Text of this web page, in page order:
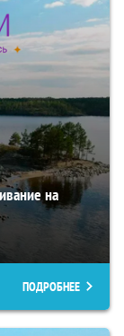
на
ПОДРОБНЕЕ